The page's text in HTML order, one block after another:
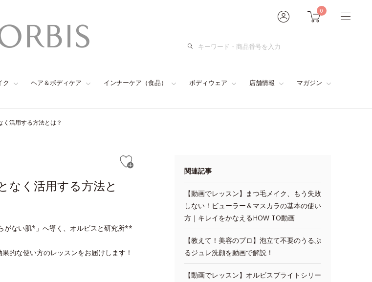
0
検
ク ヘア＆ボディケア インナーケア（食品） ボディウェア 店舗情報 マガジン
く活用する方法とは？
なく活用する方法と
がない肌*」へ導く、オルビスと研究所**
的な使い方のレッスンをお届けします！
関連記事
【動画でレッスン】まつ毛メイク、もう失敗
しない！ビューラー＆マスカラの基本の使い
方｜キレイをかなえるHOW TO動画
【教えて！美容のプロ】泡立て不要のうるぷ
るジュレ洗顔を動画で解説！
【動画でレッスン】オルビスブライトシリー